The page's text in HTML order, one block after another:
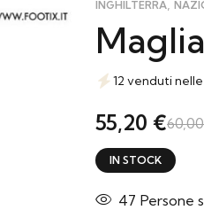
INGHILTERRA,
12 venduti
55,20 €
IN STOCK
32 Persone